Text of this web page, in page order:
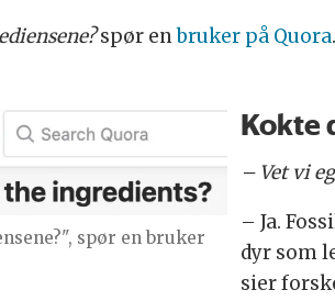
spør enbruker på Quora
spør en bruker
Kokte
– Vet vi
– Ja.
dyr som
sier